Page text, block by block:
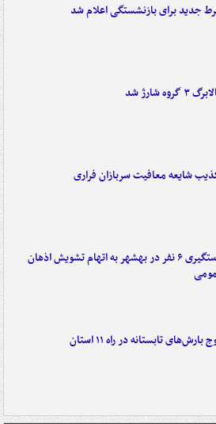
جدید برای بازنشستگی اعلام شد
۳ گروه شارژ شد
شایعه معافیت سربازان فراری
دستگیری ۶ نفر در بهشهر به اتهام تشویش اذهان
بارش‌های تابستانه در راه ۱۱ استان